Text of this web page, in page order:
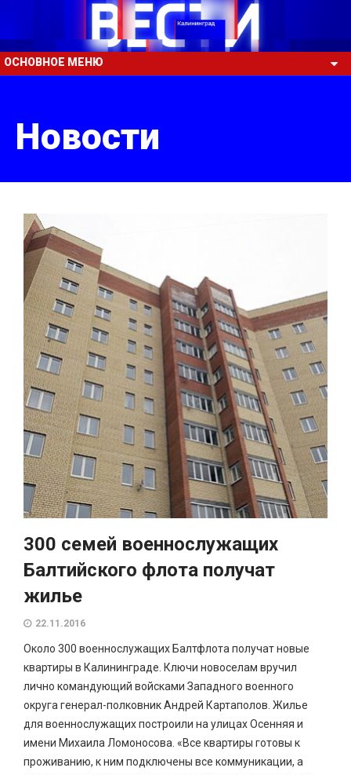
ОСНОВНОЕ МЕНЮ
Новости
300 семей военнослужащих
Балтийского флота получат
жилье
22.11.2016
Около 300 военнослужащих Балтфлота получат новые
квартиры в Калининграде. Ключи новоселам вручил
лично командующий войсками Западного военного
округа генерал-полковник Андрей Картаполов. Жилье
для военнослужащих построили на улицах Осенняя и
имени Михаила Ломоносова. «Все квартиры готовы к
проживанию, к ним подключены все коммуникации, а